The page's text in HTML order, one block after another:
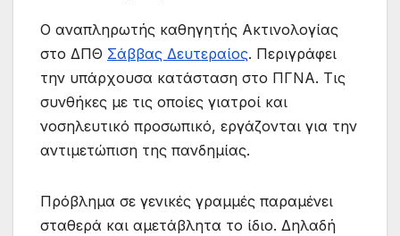
Ο αναπληρωτής καθηγητής Ακτινολογίας
στο ΔΠΘ Σάββας Δευτεραίος. Περιγράφει
την υπάρχουσα κατάσταση στο ΠΓΝΑ. Τις
συνθήκες με τις οποίες γιατροί και
νοσηλευτικό προσωπικό, εργάζονται για την
αντιμετώπιση της πανδημίας.
Πρόβλημα σε γενικές γραμμές παραμένει
σταθερά και αμετάβλητα το ίδιο. Δηλαδή